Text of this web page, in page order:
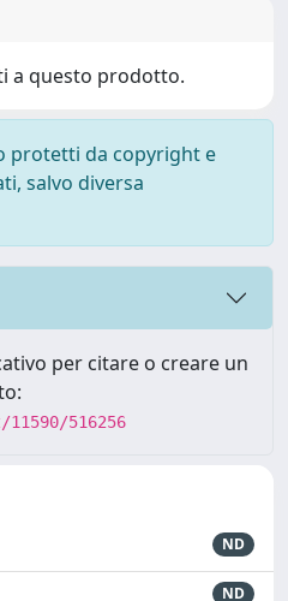
a questo prodotto.
protetti da copyright e
salvo diversa
per citare o creare un
516256
ND
ND